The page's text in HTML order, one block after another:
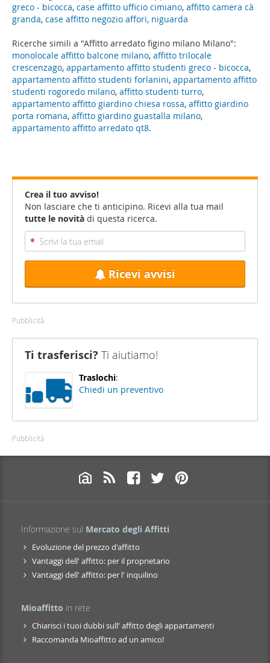
Ricerche simili a "Affitto arredato figino milano Milano":
monolocale affitto balcone milano, affitto trilocale
crescenzago, appartamento affitto studenti greco - bicocca,
appartamento affitto studenti forlanini, appartamento affitto
studenti rogoredo milano, affitto studenti turro,
appartamento affitto giardino chiesa rossa, affitto giardino
porta romana, affitto giardino guastalla milano,
appartamento affitto arredato qt8.
greco - bicocca, case affitto ufficio cimiano, affitto camera cà
granda, case affitto negozio affori, niguarda
Crea il tuo avviso!
Non lasciare che ti anticipino. Ricevi alla tua mail
tutte le novità di questa ricerca.
Ricevi avvisi
Pubblicità
Ti trasferisci? Ti aiutiamo!
Traslochi:
Chiedi un preventivo
Pubblicità
Informazione sul Mercato degli Affitti
Evoluzione del prezzo d'affitto
Vantaggi dell' affitto: per il proprietario
Vantaggi dell' affitto: per l' inquilino
Mioaffitto in rete
Chiarisci i tuoi dubbi sull' affitto degli appartamenti
Raccomanda Mioaffitto ad un amico!